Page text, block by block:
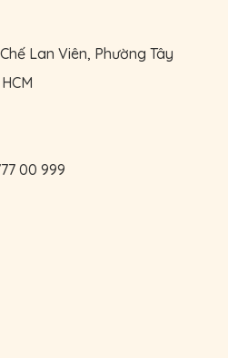
Lan Viên, Phường Tây
00 999